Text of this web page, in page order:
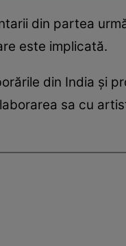
din partea
este implicată.
din India și
sa cu